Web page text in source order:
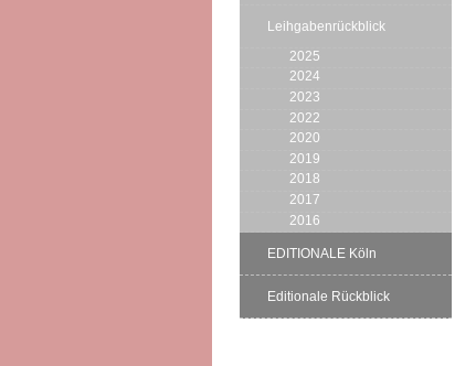
Leihgabenrückblick
2025
2024
2023
2022
2020
2019
2018
2017
2016
EDITIONALE Köln
Editionale Rückblick